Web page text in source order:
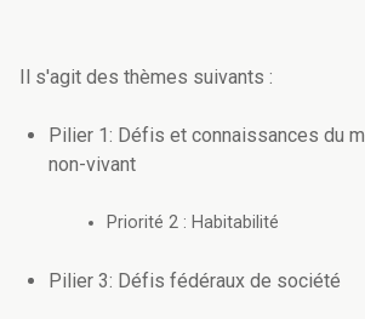
Il s'agit des thèmes suivants :
Pilier 1: Défis et connaissances du
non-vivant
Priorité 2 : Habitabilité
Pilier 3: Défis fédéraux de société